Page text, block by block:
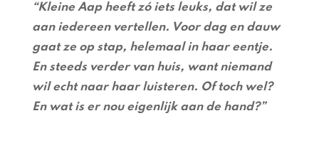
“Kleine Aap heeft zó iets leuks, dat wil ze
aan iedereen vertellen. Voor dag en dauw
gaat ze op stap, helemaal in haar eentje.
En steeds verder van huis, want niemand
wil echt naar haar luisteren. Of toch wel?
En wat is er nou eigenlijk aan de hand?”